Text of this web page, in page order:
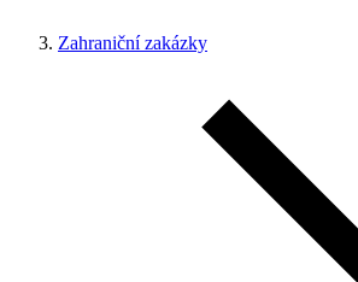
Zahraniční zakázky